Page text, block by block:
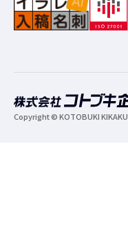
Copyright © KOTOBUKI